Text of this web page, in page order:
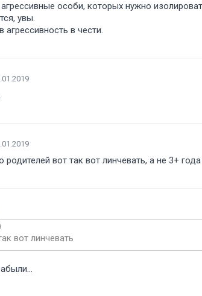
особи, которых нужно
увы.
агрессивность в чести.
родителей вот так вот линчевать, а не 3+
вот линчевать